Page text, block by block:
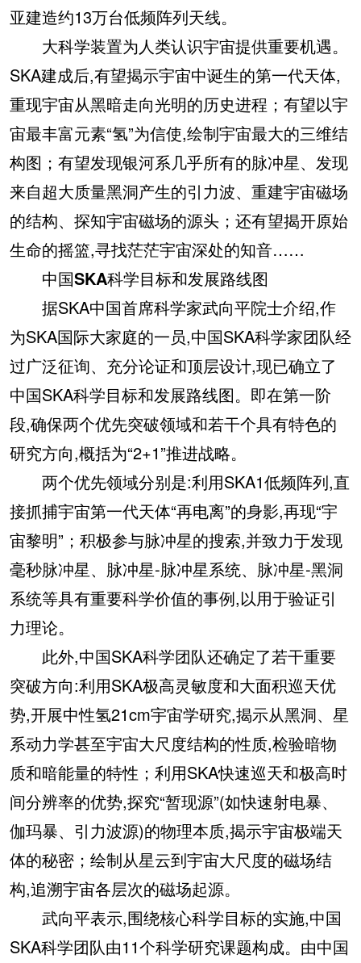
亚建造约13万台低频阵列天线。
大科学装置为人类认识宇宙提供重要机遇。
SKA建成后,有望揭示宇宙中诞生的第一代天体,
重现宇宙从黑暗走向光明的历史进程；有望以宇
宙最丰富元素“氢”为信使,绘制宇宙最大的三维结
构图；有望发现银河系几乎所有的脉冲星、发现
来自超大质量黑洞产生的引力波、重建宇宙磁场
的结构、探知宇宙磁场的源头；还有望揭开原始
生命的摇篮,寻找茫茫宇宙深处的知音……
中国SKA科学目标和发展路线图
据SKA中国首席科学家武向平院士介绍,作
为SKA国际大家庭的一员,中国SKA科学家团队经
过广泛征询、充分论证和顶层设计,现已确立了
中国SKA科学目标和发展路线图。即在第一阶
段,确保两个优先突破领域和若干个具有特色的
研究方向,概括为“2+1”推进战略。
两个优先领域分别是:利用SKA1低频阵列,直
接抓捕宇宙第一代天体“再电离”的身影,再现“宇
宙黎明”；积极参与脉冲星的搜索,并致力于发现
毫秒脉冲星、脉冲星-脉冲星系统、脉冲星-黑洞
系统等具有重要科学价值的事例,以用于验证引
力理论。
此外,中国SKA科学团队还确定了若干重要
突破方向:利用SKA极高灵敏度和大面积巡天优
势,开展中性氢21cm宇宙学研究,揭示从黑洞、星
系动力学甚至宇宙大尺度结构的性质,检验暗物
质和暗能量的特性；利用SKA快速巡天和极高时
间分辨率的优势,探究“暂现源”(如快速射电暴、
伽玛暴、引力波源)的物理本质,揭示宇宙极端天
体的秘密；绘制从星云到宇宙大尺度的磁场结
构,追溯宇宙各层次的磁场起源。
武向平表示,围绕核心科学目标的实施,中国
SKA科学团队由11个科学研究课题构成。由中国